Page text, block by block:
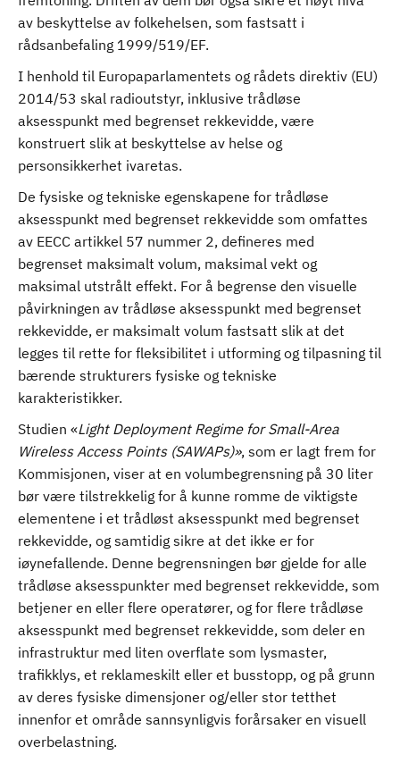
av beskyttelse av folkehelsen, som fastsatt i
rådsanbefaling 1999/519/EF.
I henhold til Europaparlamentets og rådets direktiv (EU)
2014/53 skal radioutstyr, inklusive trådløse
aksesspunkt med begrenset rekkevidde, være
konstruert slik at beskyttelse av helse og
personsikkerhet ivaretas.
De fysiske og tekniske egenskapene for trådløse
aksesspunkt med begrenset rekkevidde som omfattes
av EECC artikkel 57 nummer 2, defineres med
begrenset maksimalt volum, maksimal vekt og
maksimal utstrålt effekt. For å begrense den visuelle
påvirkningen av trådløse aksesspunkt med begrenset
rekkevidde, er maksimalt volum fastsatt slik at det
legges til rette for fleksibilitet i utforming og tilpasning til
bærende strukturers fysiske og tekniske
karakteristikker.
Studien «Light Deployment Regime for Small-Area
Wireless Access Points (SAWAPs)», som er lagt frem for
Kommisjonen, viser at en volumbegrensning på 30 liter
bør være tilstrekkelig for å kunne romme de viktigste
elementene i et trådløst aksesspunkt med begrenset
rekkevidde, og samtidig sikre at det ikke er for
iøynefallende. Denne begrensningen bør gjelde for alle
trådløse aksesspunkter med begrenset rekkevidde, som
betjener en eller flere operatører, og for flere trådløse
aksesspunkt med begrenset rekkevidde, som deler en
infrastruktur med liten overflate som lysmaster,
trafikklys, et reklameskilt eller et busstopp, og på grunn
av deres fysiske dimensjoner og/eller stor tetthet
innenfor et område sannsynligvis forårsaker en visuell
overbelastning.